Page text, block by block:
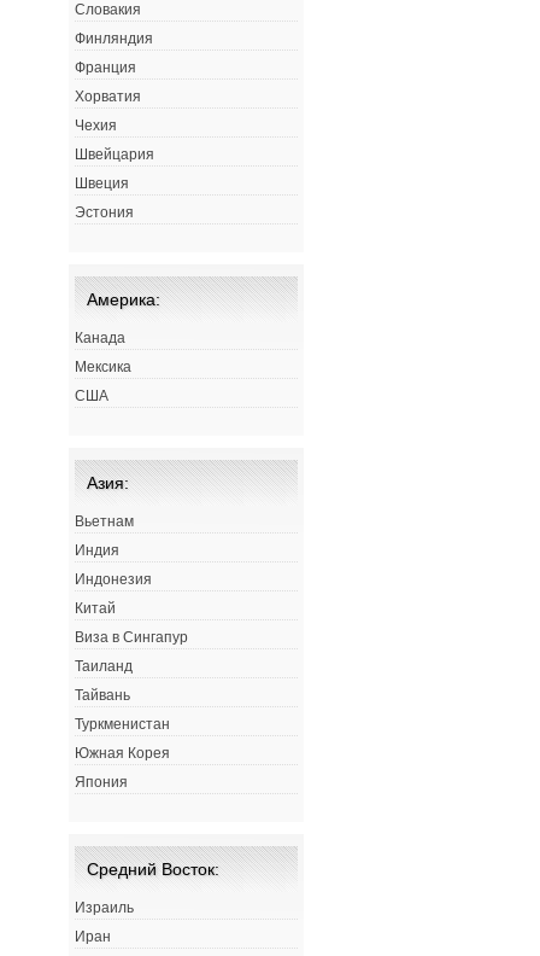
Словакия
Финляндия
Франция
Хорватия
Чехия
Швейцария
Швеция
Эстония
Америка:
Канада
Мексика
США
Азия:
Вьетнам
Индия
Индонезия
Китай
Виза в Сингапур
Таиланд
Тайвань
Туркменистан
Южная Корея
Япония
Средний Восток:
Израиль
Иран